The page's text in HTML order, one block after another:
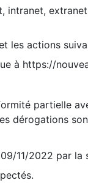
intranet,
les actions
à https://
partielle
dérogations
11/2022 par